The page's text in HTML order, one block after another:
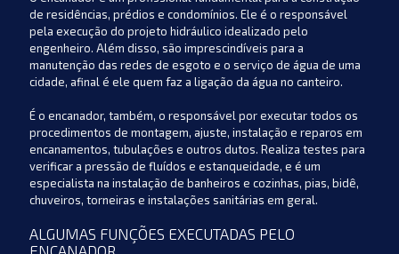
de residências, prédios e condomínios. Ele é o responsável
pela execução do projeto hidráulico idealizado pelo
engenheiro. Além disso, são imprescindíveis para a
manutenção das redes de esgoto e o serviço de água de uma
cidade, afinal é ele quem faz a ligação da água no canteiro.
É o encanador, também, o responsável por executar todos os
procedimentos de montagem, ajuste, instalação e reparos em
encanamentos, tubulações e outros dutos. Realiza testes para
verificar a pressão de fluídos e estanqueidade, e é um
especialista na instalação de banheiros e cozinhas, pias, bidê,
chuveiros, torneiras e instalações sanitárias em geral.
ALGUMAS FUNÇÕES EXECUTADAS PELO
ENCANADOR